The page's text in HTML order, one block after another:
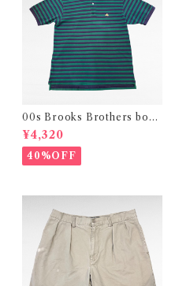
00s Brooks Brothers bord
er design polo shirt
¥4,320
40%OFF